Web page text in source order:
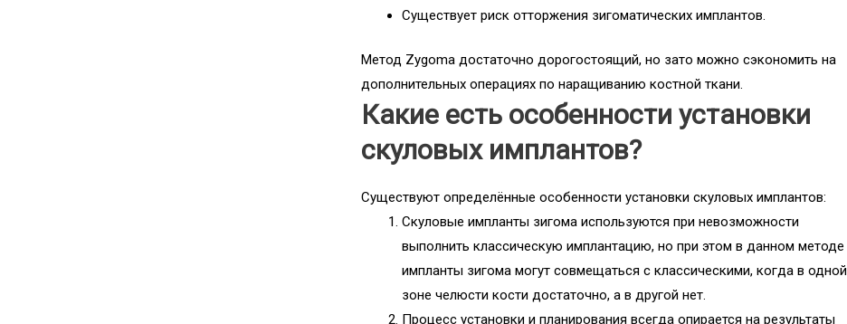
Существует риск отторжения зигоматических имплантов.
Метод Zygoma достаточно дорогостоящий, но зато можно сэкономить на
дополнительных операциях по наращиванию костной ткани.
Какие есть особенности установки
скуловых имплантов?
Существуют определённые особенности установки скуловых имплантов:
Скуловые импланты зигома используются при невозможности
выполнить классическую имплантацию, но при этом в данном методе
импланты зигома могут совмещаться с классическими, когда в одной
зоне челюсти кости достаточно, а в другой нет.
Процесс установки и планирования всегда опирается на результаты